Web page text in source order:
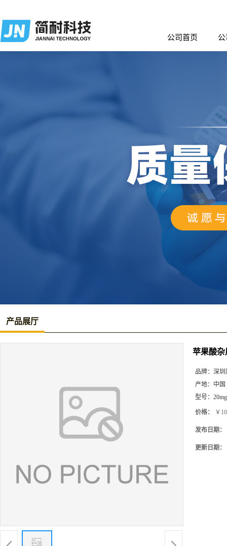
公司首页
产品展厅
苹果酸杂
品牌： 深圳
产地： 中国
型号： 20mg
价格： ￥
发布日期：
更新日期：